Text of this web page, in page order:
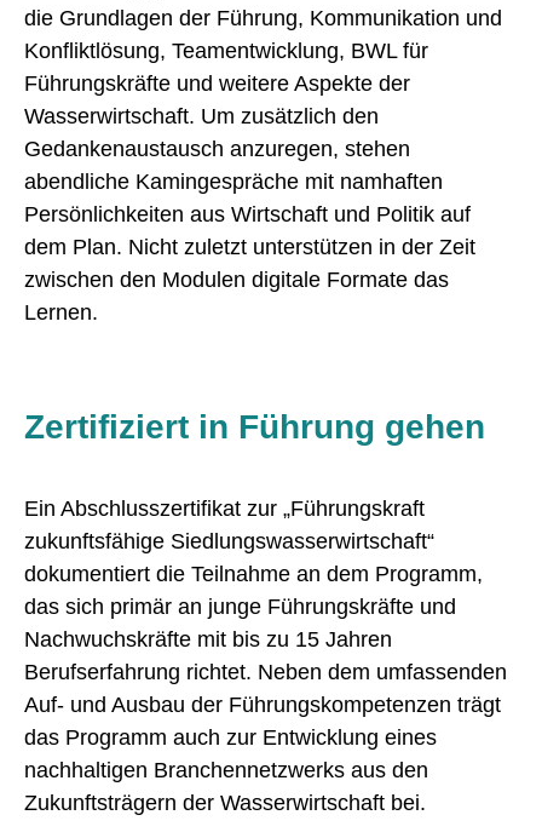
die Grundlagen der Führung, Kommunikation und
Konfliktlösung, Teamentwicklung, BWL für
Führungskräfte und weitere Aspekte der
Wasserwirtschaft. Um zusätzlich den
Gedankenaustausch anzuregen, stehen
abendliche Kamingespräche mit namhaften
Persönlichkeiten aus Wirtschaft und Politik auf
dem Plan. Nicht zuletzt unterstützen in der Zeit
zwischen den Modulen digitale Formate das
Lernen.
Zertifiziert in Führung gehen
Ein Abschlusszertifikat zur „Führungskraft
zukunftsfähige Siedlungswasserwirtschaft“
dokumentiert die Teilnahme an dem Programm,
das sich primär an junge Führungskräfte und
Nachwuchskräfte mit bis zu 15 Jahren
Berufserfahrung richtet. Neben dem umfassenden
Auf- und Ausbau der Führungskompetenzen trägt
das Programm auch zur Entwicklung eines
nachhaltigen Branchennetzwerks aus den
Zukunftsträgern der Wasserwirtschaft bei.